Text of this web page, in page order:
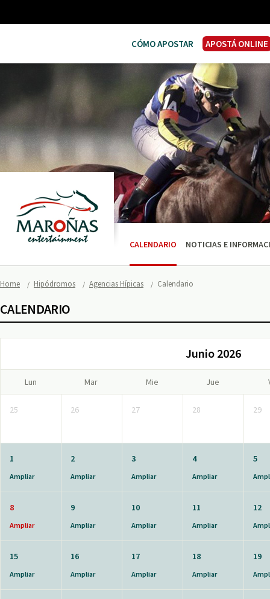
CÓMO APOSTAR APOSTÁ ONLINE
CALENDARIO NOTICIAS E
Home Hipódromos Agencias Hípicas Calendario
CALENDARIO
Junio 2026
Lun Mar Mie Jue
25 26 27 28 29
1
Ampliar
2
Ampliar
3
Ampliar
4
Ampliar
5
8
Ampliar
9
Ampliar
10
Ampliar
11
Ampliar
12
15
Ampliar
16
Ampliar
17
Ampliar
18
Ampliar
19